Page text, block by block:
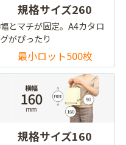
規格サイズ260
幅とマチが固定。A4カタロ
グがぴったり
最小ロット500枚
規格サイズ160